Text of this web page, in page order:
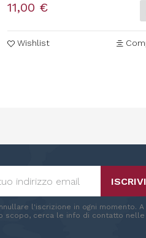
11,00 €
Wishlist
l'iscrizione in ogni momento. A
scopo, cerca le info di contatto nelle